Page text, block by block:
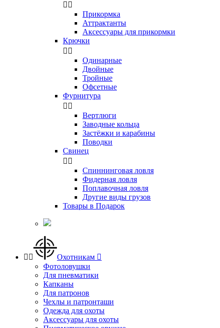
 
Прикормка
Аттрактанты
Аксессуары для прикормки
Крючки
 
Одинарные
Двойные
Тройные
Офсетные
Фурнитура
 
Вертлюги
Заводные кольца
Застёжки и карабины
Поводки
Свинец
 
Спиннинговая ловля
Фидерная ловля
Поплавочная ловля
Другие виды грузов
Товары в Подарок
  Охотникам 
Фотоловушки
Для пневматики
Капканы
Для патронов
Чехлы и патронташи
Одежда для охоты
Аксессуары для охоты